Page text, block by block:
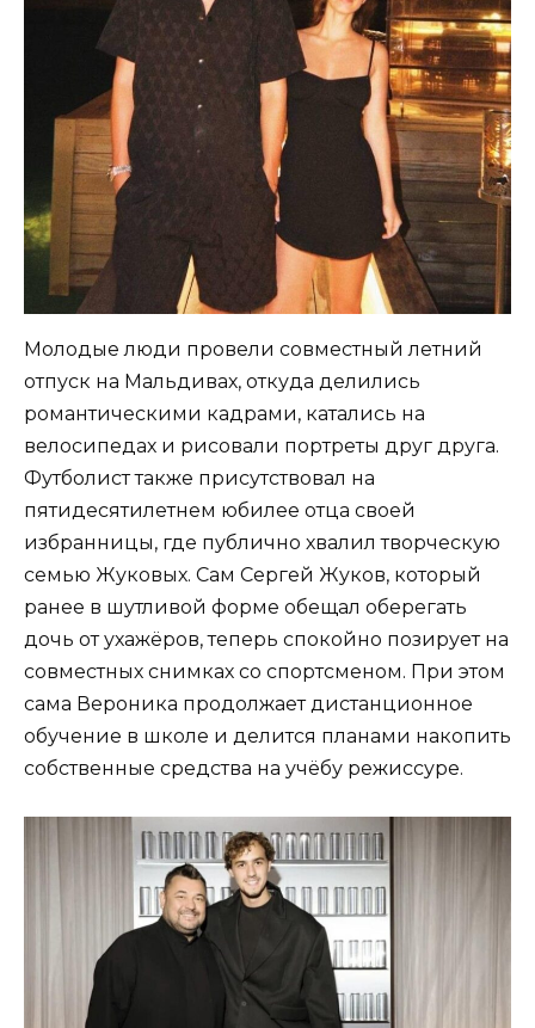
Молодые люди провели совместный летний
отпуск на Мальдивах, откуда делились
романтическими кадрами, катались на
велосипедах и рисовали портреты друг друга.
Футболист также присутствовал на
пятидесятилетнем юбилее отца своей
избранницы, где публично хвалил творческую
семью Жуковых. Сам Сергей Жуков, который
ранее в шутливой форме обещал оберегать
дочь от ухажёров, теперь спокойно позирует на
совместных снимках со спортсменом. При этом
сама Вероника продолжает дистанционное
обучение в школе и делится планами накопить
собственные средства на учёбу режиссуре.